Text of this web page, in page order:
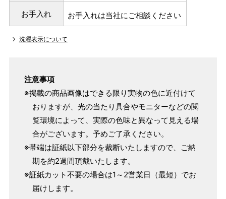
お手入れ お手入れは当社にご相談ください
洗濯表示について
注意事項
※掲載の商品画像はできる限り実物の色に近付けて
おりますが、光の当たり具合やモニターなどの閲
覧環境によって、実際の色味と異なって見える場
合がございます。予めご了承ください。
※帯端は証紙以下部分を裁断いたしますので、ご納
期を約2週間頂戴いたします。
※証紙カット不要の場合は1～2営業日（最短）でお
届けします。